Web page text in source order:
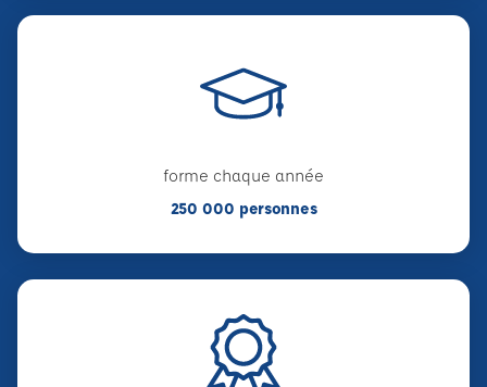
forme chaque année
250 000 personnes